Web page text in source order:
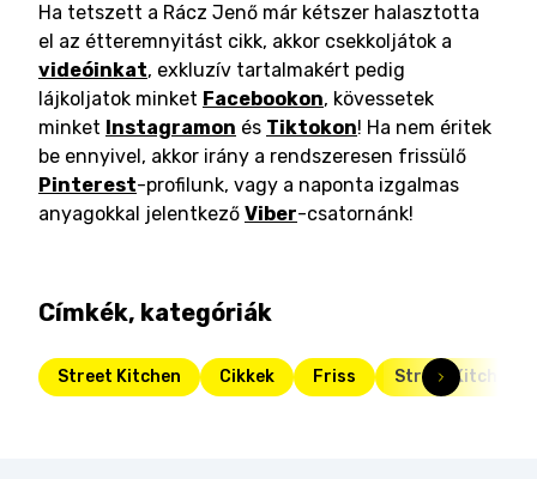
Ha tetszett a Rácz Jenő már kétszer halasztotta
el az étteremnyitást cikk, akkor csekkoljátok a
videóinkat, exkluzív tartalmakért pedig
lájkoljatok minket Facebookon, kövessetek
minket Instagramon és Tiktokon! Ha nem éritek
be ennyivel, akkor irány a rendszeresen frissülő
Pinterest-profilunk, vagy a naponta izgalmas
anyagokkal jelentkező Viber-csatornánk!
Címkék, kategóriák
Street Kitchen Cikkek Friss Street Kitchen